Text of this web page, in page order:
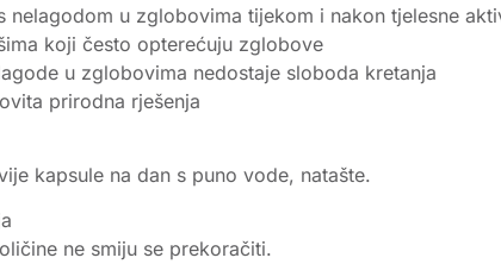
nelagodom u zglobovima tijekom i nakon tjelesne
koji često opterećuju zglobove
u zglobovima nedostaje sloboda kretanja
prirodna rješenja
kapsule na dan s puno vode, natašte.
ne smiju se prekoračiti.